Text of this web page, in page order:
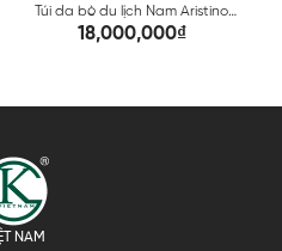
Túi da bò du lịch Nam Aristino
Business Leather 1VB0020Z
18,000,000₫
NAM